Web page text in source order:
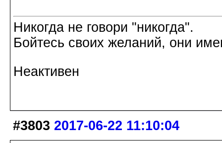
Никогда не говори "никогда".
Бойтесь своих желаний, они
Неактивен
#3803 2017-06-22 11:10:04